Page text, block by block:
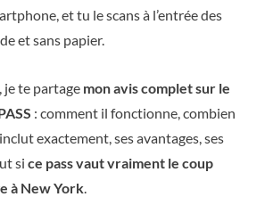
et tu le scans à l’entrée des
et sans papier.
je te partage mon avis complet sur le
: comment il fonctionne, combien
exactement, ses avantages, ses
si ce pass vaut vraiment le coup
à New York.